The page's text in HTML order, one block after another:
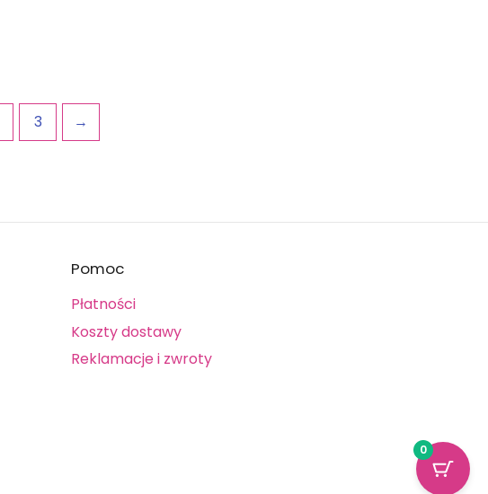
3 →
Pomoc
Płatności
Koszty dostawy
Reklamacje i zwroty
0